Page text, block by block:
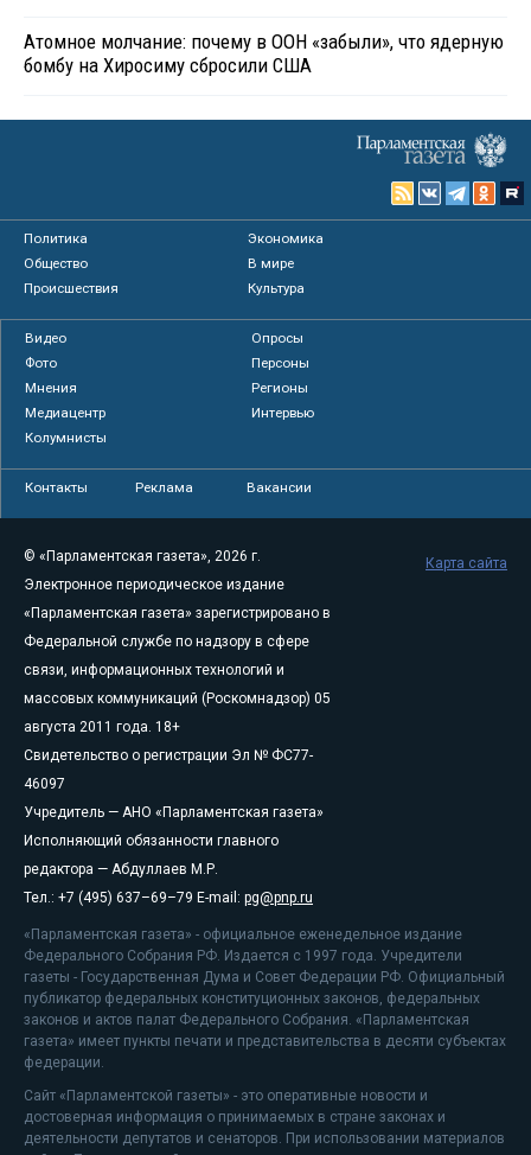
Атомное молчание: почему в ООН «забыли», что ядерную
бомбу на Хиросиму сбросили США
Политика
Экономика
Общество
В мире
Происшествия
Культура
Видео
Опросы
Фото
Персоны
Мнения
Регионы
Медиацентр
Интервью
Колумнисты
Контакты Реклама Вакансии
© «Парламентская газета», 2026 г.
Электронное периодическое издание
«Парламентская газета» зарегистрировано в
Федеральной службе по надзору в сфере
связи, информационных технологий и
массовых коммуникаций (Роскомнадзор) 05
августа 2011 года. 18+
Свидетельство о регистрации Эл № ФС77-
46097
Учредитель — АНО «Парламентская газета»
Исполняющий обязанности главного
редактора — Абдуллаев М.Р.
Тел.: +7 (495) 637–69–79 E-mail: pg@pnp.ru
«Парламентская газета» - официальное еженедельное издание
Федерального Собрания РФ. Издается с 1997 года. Учредители
газеты - Государственная Дума и Совет Федерации РФ. Официальный
публикатор федеральных конституционных законов, федеральных
законов и актов палат Федерального Собрания. «Парламентская
газета» имеет пункты печати и представительства в десяти субъектах
федерации.
Сайт «Парламентской газеты» - это оперативные новости и
достоверная информация о принимаемых в стране законах и
деятельности депутатов и сенаторов. При использовании материалов
Карта сайта